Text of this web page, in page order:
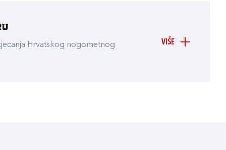
VIŠE
Hrvatskog nogometnog